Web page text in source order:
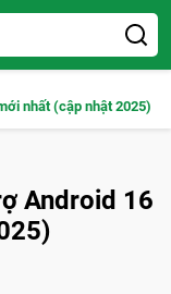
nhất (cập nhật 2025)
Android 16